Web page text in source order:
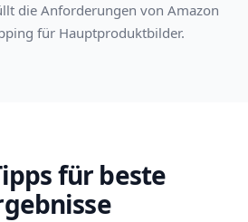
die Anforderungen von Amazon
für Hauptproduktbilder.
für beste